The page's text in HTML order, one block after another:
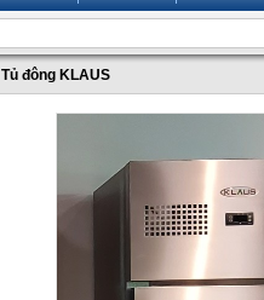
Tủ đông KLAUS